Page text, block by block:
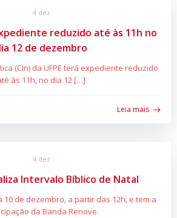
4 dez
reduzido até às 11h no
12 de dezembro
(CIn) da UFPE terá expediente reduzido
às 11h, no dia 12 […]
Leia mais
4 dez
Intervalo Bíblico de Natal
10 de dezembro, a partir das 12h, e tem a
da Banda Renove.